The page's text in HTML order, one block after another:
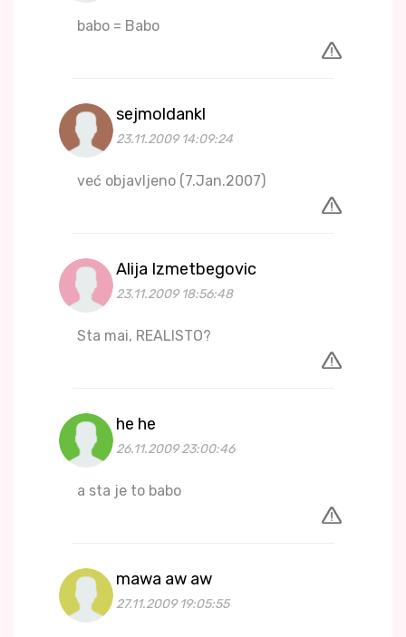
babo = Babo
sejmoldankl
23.11.2009 14:09:24
već objavljeno (7.Jan.2007)
Alija Izmetbegovic
23.11.2009 18:56:48
Sta mai, REALISTO?
he he
26.11.2009 23:00:46
a sta je to babo
mawa aw aw
27.11.2009 19:05:55